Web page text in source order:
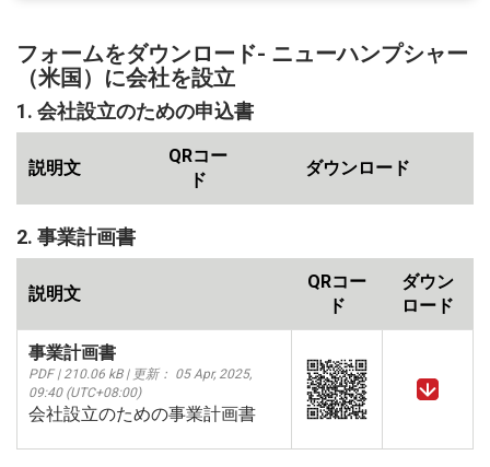
フォームをダウンロード- ニューハンプシャー
（米国）に会社を設立
1. 会社設立のための申込書
説明文
QRコー
ド
ダウンロード
2. 事業計画書
説明文
QRコー
ド
ダウン
ロード
事業計画書
PDF | 210.06 kB | 更新： 05 Apr, 2025,
09:40 (UTC+08:00)
会社設立のための事業計画書